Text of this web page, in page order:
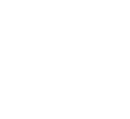
für Personen ab 6 Jahren
bis zur Vollendung
Verletzungen der
aus medizinischen,